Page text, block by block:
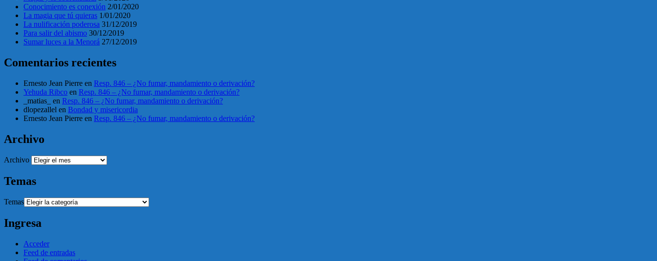
Conocimiento es conexión 2/01/2020
La magia que tú quieras 1/01/2020
La nulificación poderosa 31/12/2019
Para salir del abismo 30/12/2019
Sumar luces a la Menorá 27/12/2019
Comentarios recientes
Ernesto Jean Pierre en Resp. 846 – ¿No fumar, mandamiento o derivación?
Yehuda Ribco en Resp. 846 – ¿No fumar, mandamiento o derivación?
_matias_
en Resp. 846 – ¿No fumar, mandamiento o derivación?
dlopezallel en Bondad y misericordia
Ernesto Jean Pierre en Resp. 846 – ¿No fumar, mandamiento o derivación?
Archivo
Archivo
Temas
Temas
Ingresa
Acceder
Feed de entradas